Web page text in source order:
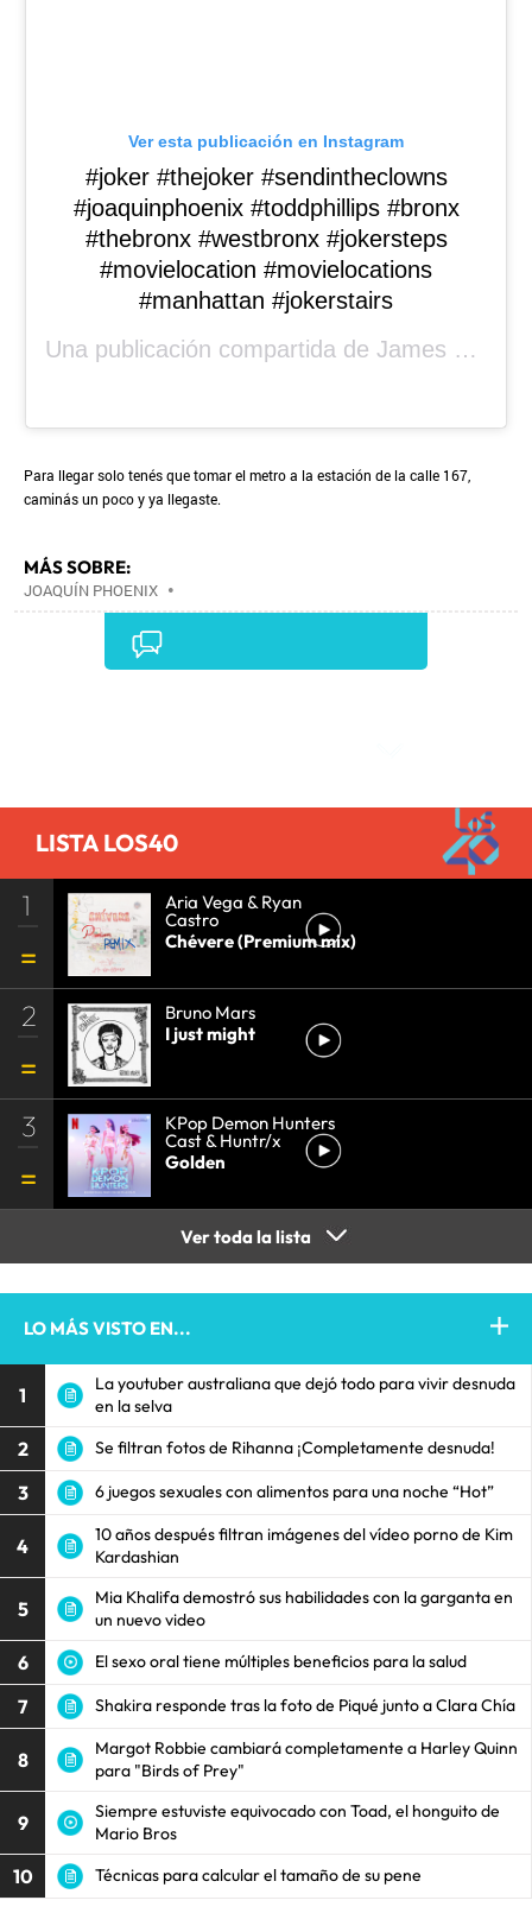
Ver esta publicación en Instagram
#joker #thejoker #sendintheclowns
#joaquinphoenix #toddphillips #bronx
#thebronx #westbronx #jokersteps
#movielocation #movielocations
#manhattan #jokerstairs
Una publicación compartida deJames Gelet
Para llegar solo tenés que tomar el metro a la estación de la calle 167,
caminás un poco y ya llegaste.
MÁS SOBRE:
JOAQUÍN PHOENIX •
LISTA LOS40
1 Aria Vega & Ryan
Castro
Chévere (Premium mix)
2
Bruno Mars
I just might
3 KPop Demon Hunters
Cast & Huntr/x
Golden
Ver toda la lista
LO MÁS VISTO EN...
1
La youtuber australiana que dejó todo para vivir desnuda
en la selva
2 Se filtran fotos de Rihanna ¡Completamente desnuda!
3 6 juegos sexuales con alimentos para una noche “Hot”
4
10 años después filtran imágenes del vídeo porno de Kim
Kardashian
5
Mia Khalifa demostró sus habilidades con la garganta en
un nuevo video
6 El sexo oral tiene múltiples beneficios para la salud
7 Shakira responde tras la foto de Piqué junto a Clara Chía
8
Margot Robbie cambiará completamente a Harley Quinn
para "Birds of Prey"
9
Siempre estuviste equivocado con Toad, el honguito de
Mario Bros
10 Técnicas para calcular el tamaño de su pene